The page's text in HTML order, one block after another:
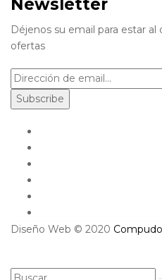
Newsletter
Déjenos su email para estar
ofertas
Diseño Web © 2020